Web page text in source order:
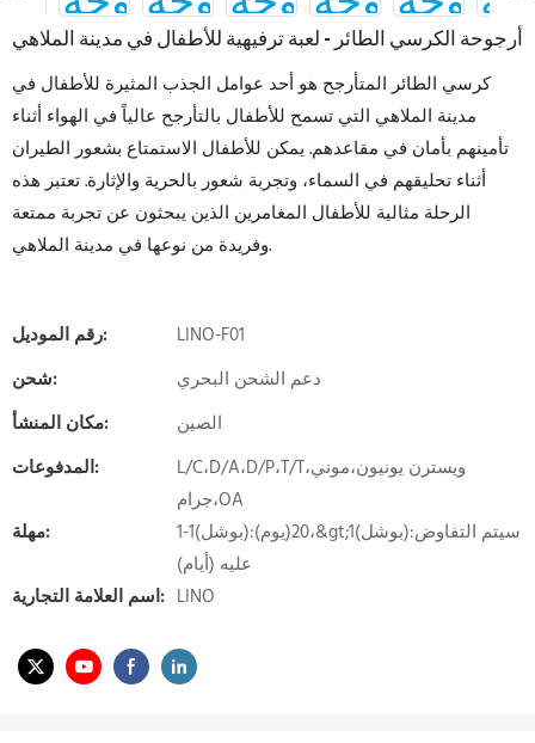
أرجوحة الكرسي الطائر - لعبة ترفيهية للأطفال في مدينة الملاهي
كرسي الطائر المتأرجح هو أحد عوامل الجذب المثيرة للأطفال في
مدينة الملاهي التي تسمح للأطفال بالتأرجح عالياً في الهواء أثناء
تأمينهم بأمان في مقاعدهم. يمكن للأطفال الاستمتاع بشعور الطيران
أثناء تحليقهم في السماء، وتجربة شعور بالحرية والإثارة. تعتبر هذه
الرحلة مثالية للأطفال المغامرين الذين يبحثون عن تجربة ممتعة
وفريدة من نوعها في مدينة الملاهي.
رقم الموديل:
LINO-F01
شحن:
دعم الشحن البحري
مكان المنشأ:
الصين
المدفوعات:
L/C،D/A،D/P،T/T،ويسترن يونيون،موني
جرام،OA
مهلة:
1-1(بوشل):20(يوم)،&gt;1(بوشل):سيتم التفاوض
عليه (أيام)
اسم العلامة التجارية: LINO